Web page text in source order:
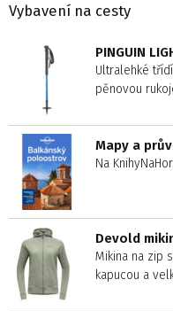
Vybavení na cesty
PINGUIN
Ultralehké
pěnovou
Mapy a
Na
Devold
Mikina na zip
kapucou a